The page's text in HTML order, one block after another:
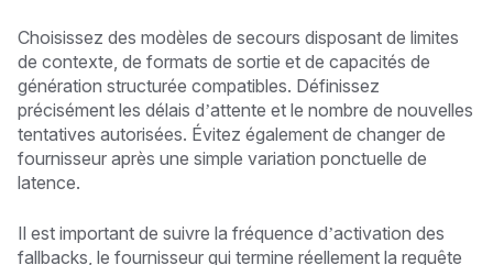
Choisissez des modèles de secours disposant de limites
de contexte, de formats de sortie et de capacités de
génération structurée compatibles. Définissez
précisément les délais d’attente et le nombre de nouvelles
tentatives autorisées. Évitez également de changer de
fournisseur après une simple variation ponctuelle de
latence.
Il est important de suivre la fréquence d’activation des
fallbacks, le fournisseur qui termine réellement la requête